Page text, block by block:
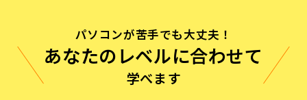
パソコンが苦手でも大丈夫！
あなたのレベルに合わせて
学べます